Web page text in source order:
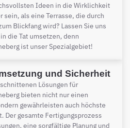
Ideen in die Wirklichkeit
sein, als eine Terrasse, die durch
Blickfang wird? Lassen Sie uns
die Tat umsetzen, denn
ist unser Spezialgebiet!
und Sicherheit
Lösungen für
bieten nicht nur einen
gewährleisten auch höchste
Der gesamte Fertigungsprozess
eine sorgfältige Planung und